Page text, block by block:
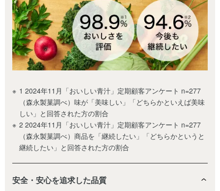
1 2024年11月「おいしい青汁」定期顧客アンケート n=277
（森永製菓調べ）味が「美味しい」「どちらかといえば美味
しい」と回答された方の割合
2 2024年11月「おいしい青汁」定期顧客アンケート n=277
（森永製菓調べ）商品を「継続したい」「どちらかというと
継続したい」と回答された方の割合
安全・安心を追求した品質